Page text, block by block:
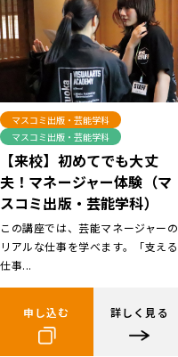
マスコミ出版・芸能学科
マスコミ出版・芸能学科
【来校】初めてでも大丈
夫！マネージャー体験（マ
スコミ出版・芸能学科）
この講座では、芸能マネージャーの
リアルな仕事を学べます。「支える
仕事...
申し込む 詳しく見る